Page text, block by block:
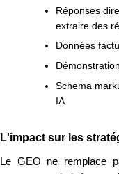
Réponses
extraire des
Données
Schema
IA.
L'impact sur les
Le GEO ne remplace